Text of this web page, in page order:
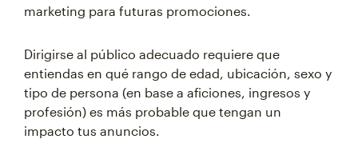
marketing para futuras promociones.
Dirigirse al público adecuado requiere que
entiendas en qué rango de edad, ubicación, sexo y
tipo de persona (en base a aficiones, ingresos y
profesión) es más probable que tengan un
impacto tus anuncios.